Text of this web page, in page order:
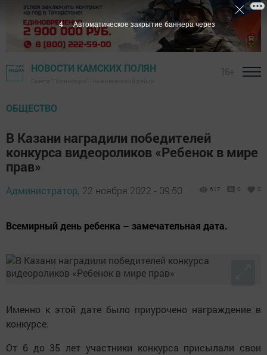
НОВОСТИ КАМСКИХ ПОЛЯН
ОБЩЕСТВО
В Казани наградили победителей
конкурса видеороликов «Ребенок в мире
прав»
Администратор, 22 ноября 2022 - 09:50 617 0 0
Всемирный день ребенка – замечательная дата.
Именно к этой дате было приурочено награждение в
конкурсе.
От 6 до 35 лет участники конкурса присылали свои
3 Автоматическое закрытие баннера через